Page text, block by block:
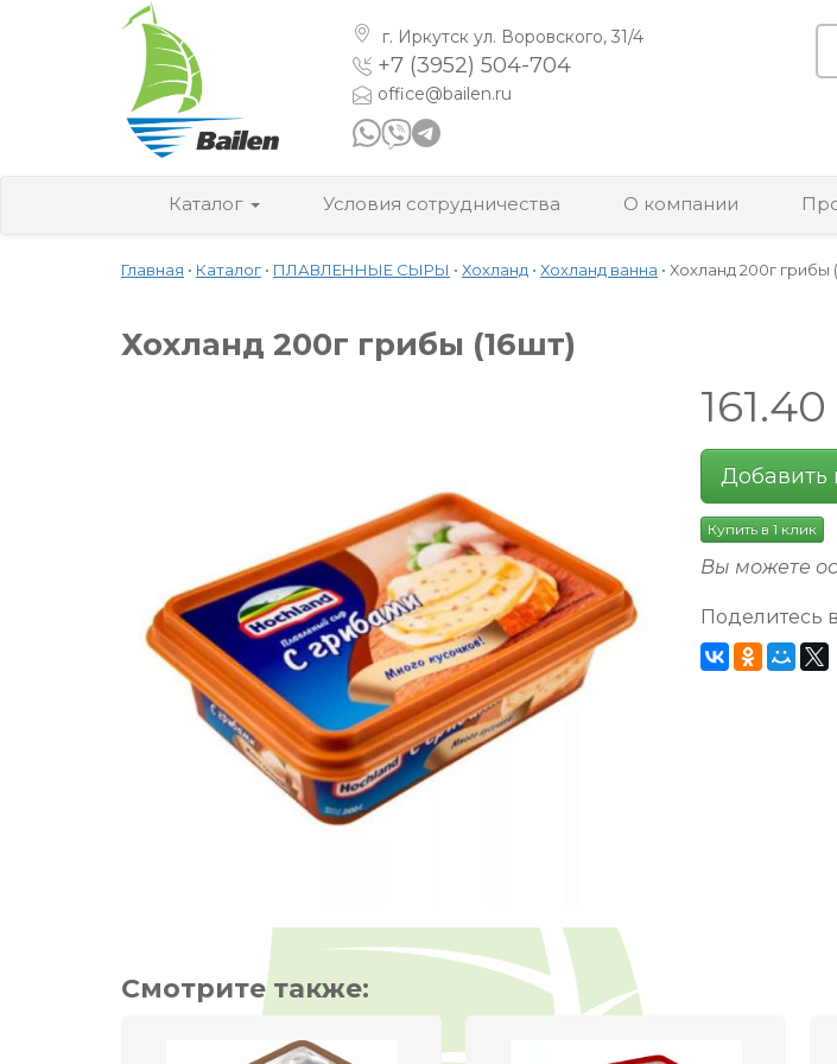
г. Иркутск ул. Воровского, 31/4
+7 (3952) 504-704
office@bailen.ru
Каталог Условия сотрудничества О компании
Главная • Каталог • ПЛАВЛЕННЫЕ СЫРЫ • Хохланд • Хохланд ванна • Хохланд 200г грибы
Хохланд 200г грибы (16шт)
161.40
Добавить
Купить в 1 клик
Вы можете
Поделитесь
Смотрите также: